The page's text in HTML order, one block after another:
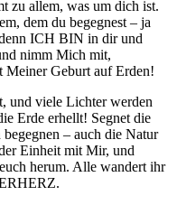
zu allem, was um dich ist.
dem du begegnest – ja
ICH BIN in dir und
nimm Mich mit,
Meiner Geburt auf Erden!
und viele Lichter werden
Erde erhellt! Segnet die
– auch die Natur
Einheit mit Mir, und
herum. Alle wandert ihr